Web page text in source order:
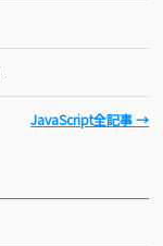
JavaScript全記事 →